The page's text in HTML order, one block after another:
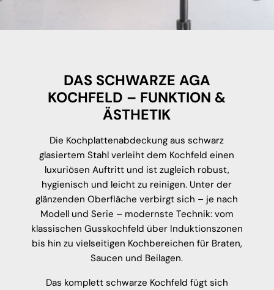
DAS SCHWARZE AGA
KOCHFELD – FUNKTION &
ÄSTHETIK
Die Kochplattenabdeckung aus schwarz
glasiertem Stahl verleiht dem Kochfeld einen
luxuriösen Auftritt und ist zugleich robust,
hygienisch und leicht zu reinigen. Unter der
glänzenden Oberfläche verbirgt sich – je nach
Modell und Serie – modernste Technik: vom
klassischen Gusskochfeld über Induktionszonen
bis hin zu vielseitigen Kochbereichen für Braten,
Saucen und Beilagen.
Das komplett schwarze Kochfeld fügt sich